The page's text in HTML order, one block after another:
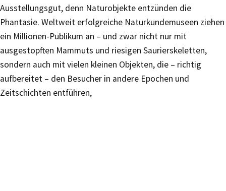
Ausstellungsgut, denn Naturobjekte entzünden die
Phantasie. Weltweit erfolgreiche Naturkundemuseen ziehen
ein Millionen-Publikum an – und zwar nicht nur mit
ausgestopften Mammuts und riesigen Saurierskeletten,
sondern auch mit vielen kleinen Objekten, die – richtig
aufbereitet – den Besucher in andere Epochen und
Zeitschichten entführen,